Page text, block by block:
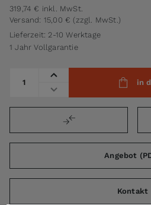
319,74 € inkl. MwSt.
Versand: 15,00 € (zzgl. MwSt.)
Lieferzeit: 2-10 Werktage
1 Jahr Vollgarantie
in
Angebot
Kontakt